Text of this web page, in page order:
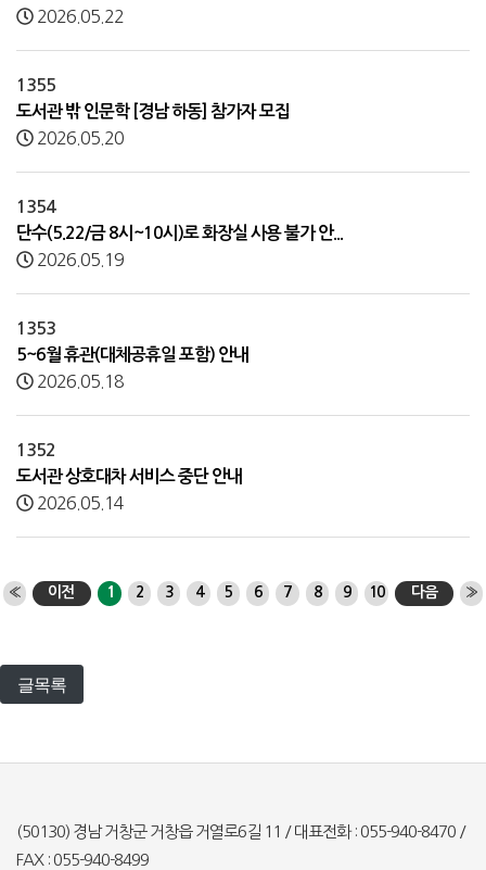
2026.05.22
1355
도서관 밖 인문학 [경남 하동] 참가자 모집
2026.05.20
1354
단수(5.22/금 8시~10시)로 화장실 사용 불가 안...
2026.05.19
1353
5~6월 휴관(대체공휴일 포함) 안내
2026.05.18
1352
도서관 상호대차 서비스 중단 안내
2026.05.14
« 이전 1 2 3 4 5 6 7 8 9 10 다음 »
글목록
(50130) 경남 거창군 거창읍 거열로6길 11 / 대표전화 : 055-940-8470 /
FAX : 055-940-8499